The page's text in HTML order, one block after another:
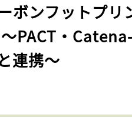
ボンフットプリ
PACT・
連携〜